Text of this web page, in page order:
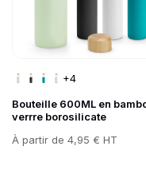
Bouteille 600ML en
verrre borosilicate
Prix
À partir de 4,95 € HT
+4